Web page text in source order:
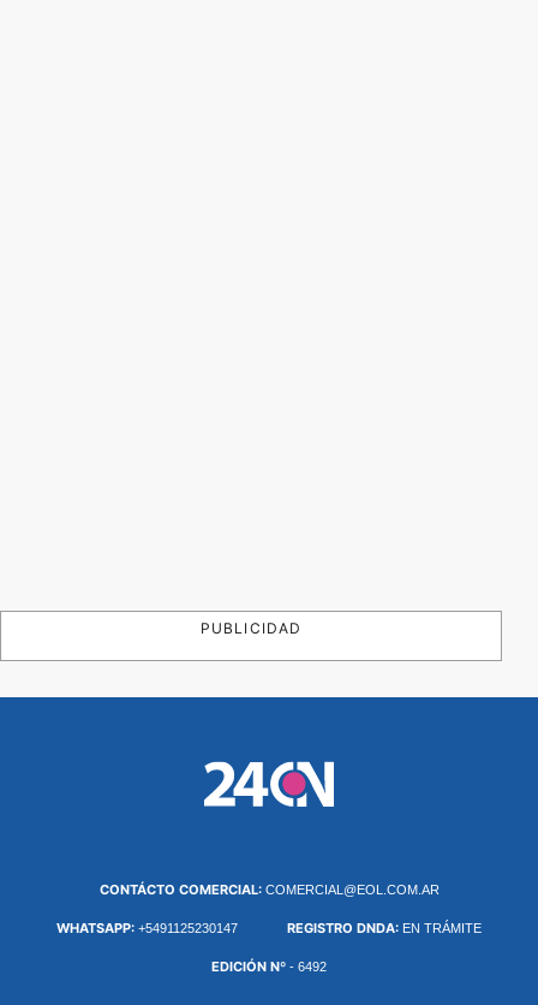
PUBLICIDAD
CONTÁCTO COMERCIAL: COMERCIAL@EOL.COM.AR
WHATSAPP: +5491125230147 REGISTRO DNDA: EN TRÁMITE
EDICIÓN Nº - 6492